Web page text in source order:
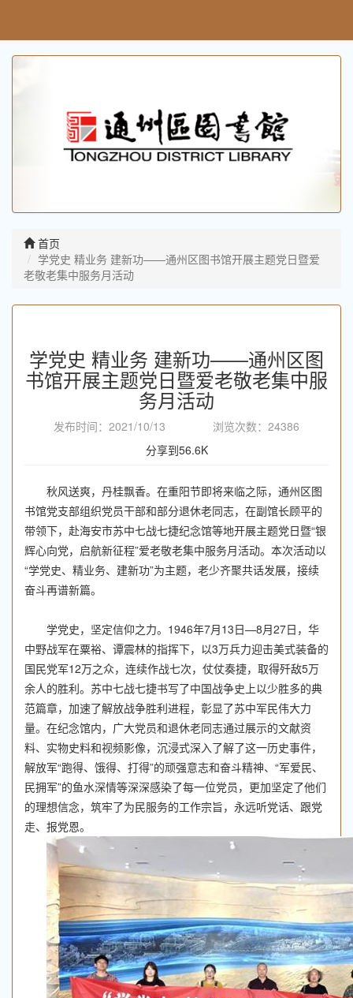
首页
学党史 精业务 建新功——通州区图书馆开展主题党日暨爱
老敬老集中服务月活动
学党史 精业务 建新功——通州区图
书馆开展主题党日暨爱老敬老集中服
务月活动
发布时间：2021/10/13 浏览次数：24386
分享到56.6K
秋风送爽，丹桂飘香。在重阳节即将来临之际，通州区图
书馆党支部组织党员干部和部分退休老同志，在副馆长顾平的
带领下，赴海安市苏中七战七捷纪念馆等地开展主题党日暨“银
辉心向党，启航新征程”爱老敬老集中服务月活动。本次活动以
“学党史、精业务、建新功”为主题，老少齐聚共话发展，接续
奋斗再谱新篇。
学党史，坚定信仰之力。1946年7月13日—8月27日，华
中野战军在粟裕、谭震林的指挥下，以3万兵力迎击美式装备的
国民党军12万之众，连续作战七次，仗仗奏捷，取得歼敌5万
余人的胜利。苏中七战七捷书写了中国战争史上以少胜多的典
范篇章，加速了解放战争胜利进程，彰显了苏中军民伟大力
量。在纪念馆内，广大党员和退休老同志通过展示的文献资
料、实物史料和视频影像，沉浸式深入了解了这一历史事件，
解放军“跑得、饿得、打得”的顽强意志和奋斗精神、“军爱民、
民拥军”的鱼水深情等深深感染了每一位党员，更加坚定了他们
的理想信念，筑牢了为民服务的工作宗旨，永远听党话、跟党
走、报党恩。